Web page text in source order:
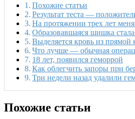
Похожие статьи
Результат теста —
На протяжении трех лет
Образовавшаяся шишка
Выделяется кровь из
Что лучше — обычная
18 лет, появился геморрой
Как облегчить запоры при
Три недели назад удалили
Похожие статьи